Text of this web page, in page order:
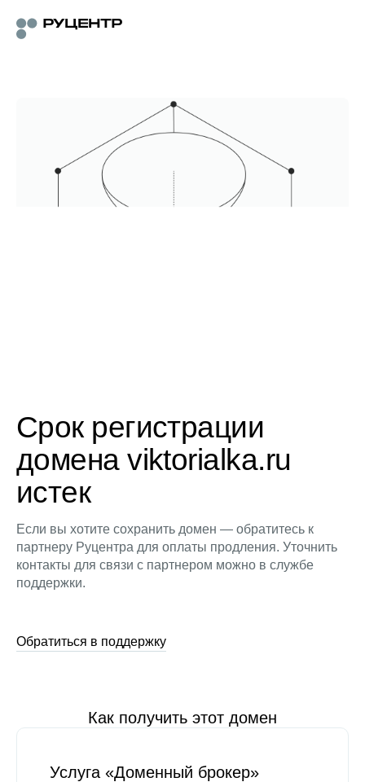
Срок регистрации
домена viktorialka.ru
истек
Если вы хотите сохранить домен — обратитесь к
партнеру Руцентра для оплаты продления. Уточнить
контакты для связи с партнером можно в службе
поддержки.
Обратиться в поддержку
Как получить этот домен
Услуга «Доменный брокер»